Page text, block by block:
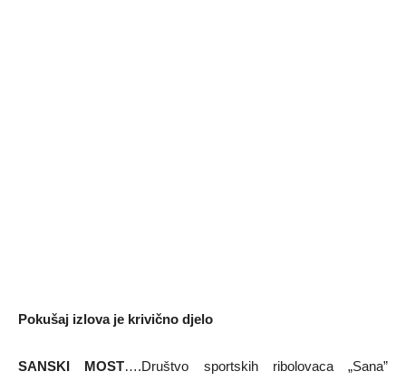
Pokušaj izlova je krivično djelo
SANSKI MOST….Društvo sportskih ribolovaca „Sana”